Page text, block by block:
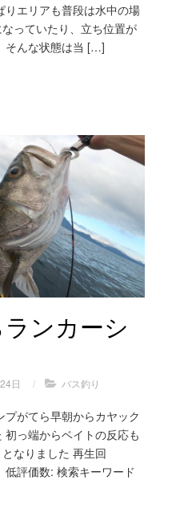
りエリアも普段は水中の場
っていたり、立ち位置が
そんな状態は当 […]
ンカーシ
日 / バス釣り
がてら早朝からカヤック
っ端からベイトの反応も
なりました 再生回
評価数: 検索キーワード